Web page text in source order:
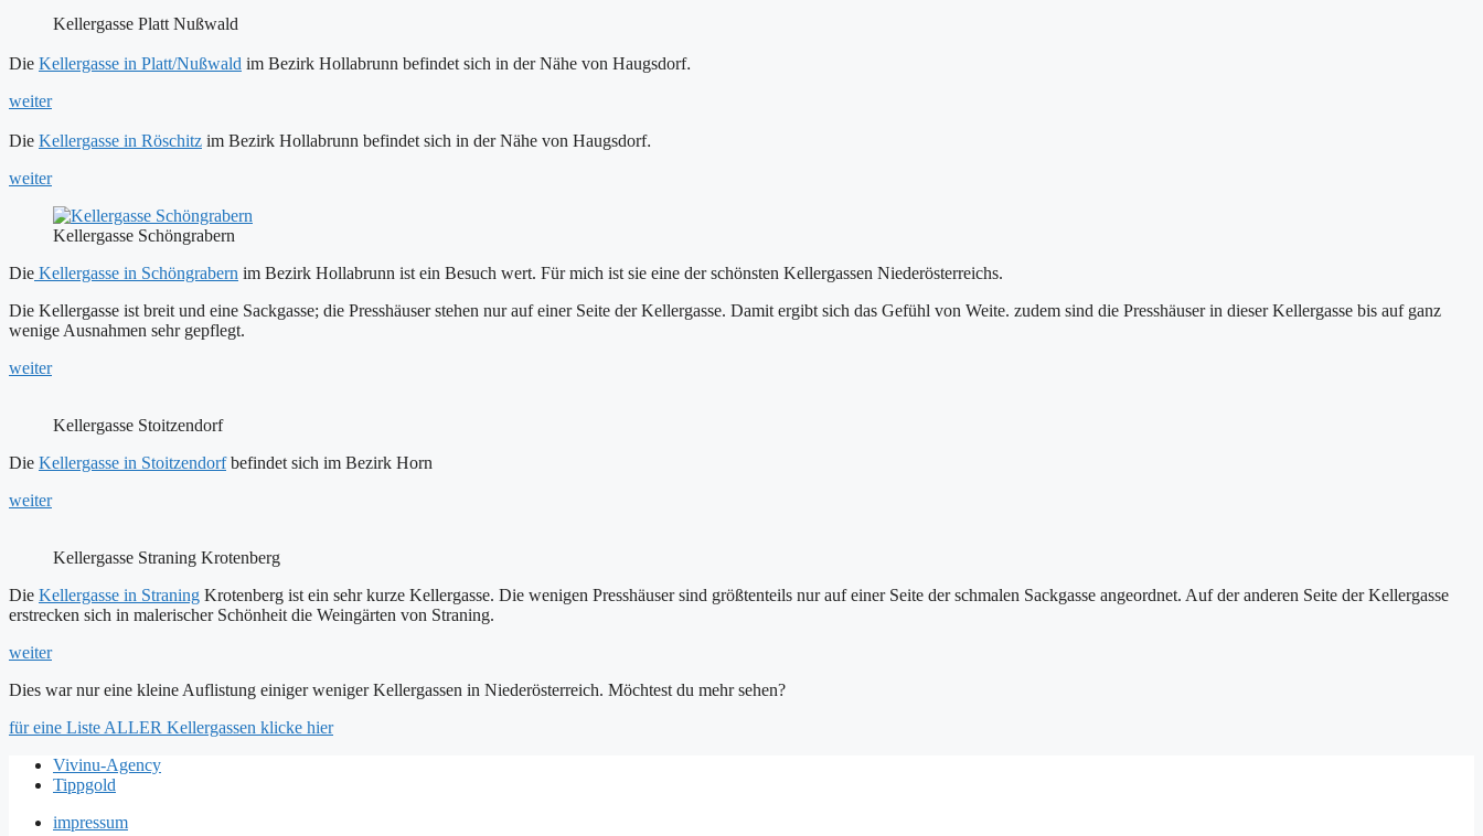
Kellergasse Platt Nußwald
Die Kellergasse in Platt/Nußwald im Bezirk Hollabrunn befindet sich in der Nähe von Haugsdorf.
weiter
Die Kellergasse in Röschitz im Bezirk Hollabrunn befindet sich in der Nähe von Haugsdorf.
weiter
Kellergasse Schöngrabern
Die Kellergasse in Schöngrabern im Bezirk Hollabrunn ist ein Besuch wert. Für mich ist sie eine der schönsten Kellergassen Niederösterreichs.
Die Kellergasse ist breit und eine Sackgasse; die Presshäuser stehen nur auf einer Seite der Kellergasse. Damit ergibt sich das Gefühl von Weite. zudem sind die Presshäuser in dieser Kellergasse bis auf ganz
wenige Ausnahmen sehr gepflegt.
weiter
Kellergasse Stoitzendorf
Die Kellergasse in Stoitzendorfbefindet sich im Bezirk Horn
weiter
Kellergasse Straning Krotenberg
Die Kellergasse in Straning Krotenberg ist ein sehr kurze Kellergasse. Die wenigen Presshäuser sind größtenteils nur auf einer Seite der schmalen Sackgasse angeordnet. Auf der anderen Seite der Kellergasse
erstrecken sich in malerischer Schönheit die Weingärten von Straning.
weiter
Dies war nur eine kleine Auflistung einiger weniger Kellergassen in Niederösterreich. Möchtest du mehr sehen?
für eine Liste ALLER Kellergassen klicke hier
Vivinu-Agency
Tippgold
impressum